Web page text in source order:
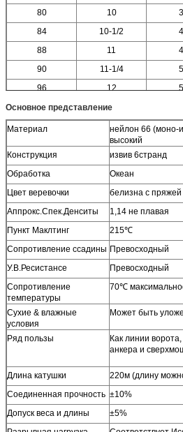
80
10
84
10-1/2
88
11
90
11-1/4
96
12
Основное представление
Материал
нейлон 66 (моно-
высокий
Конструкция
извив 6странд
Обработка
Океан
Цвет веревочки
белизна с пряжей
Аппрокс.Спек.Денситы
1,14 не плавая
Пункт Маклтинг
215℃
Сопротивление ссадины Превосходный
У.В.Ресистансе
Превосходный
Сопротивление
температуры
70℃
Сухие & влажные
условия
Может быть
Ряд пользы
Как линии
анкера и
Длина катушки
220м (длину
Соединенная прочность ±10%
Допуск веса и длины
±5%